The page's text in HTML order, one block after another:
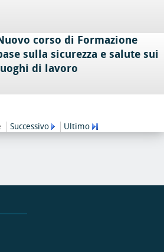
corso di Formazione
sulla sicurezza e salute sui
di lavoro
Successivo Ultimo